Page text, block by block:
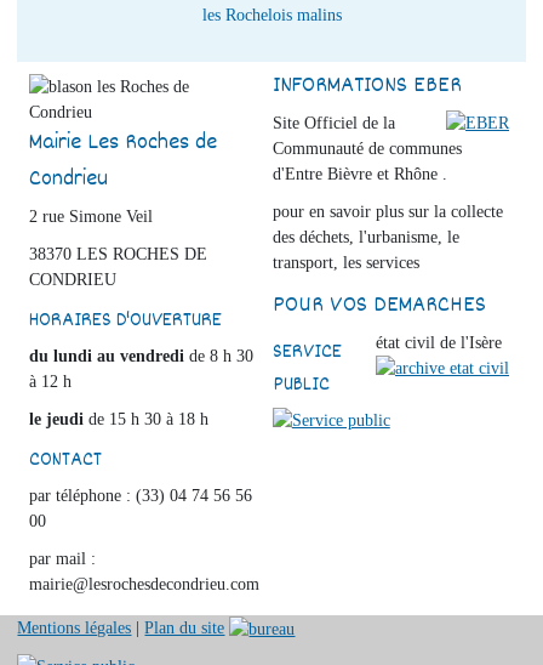
les Rochelois malins
Mairie Les Roches de
Condrieu
2 rue Simone Veil
38370 LES ROCHES DE
CONDRIEU
HORAIRES D'OUVERTURE
du lundi au vendredi de 8 h 30
à 12 h
le jeudi de 15 h 30 à 18 h
CONTACT
par téléphone : (33) 04 74 56 56
00
par mail :
mairie@lesrochesdecondrieu.com
INFORMATIONS EBER
Site Officiel de la
Communauté de communes
d'Entre Bièvre et Rhône .
pour en savoir plus sur la collecte
des déchets, l'urbanisme, le
transport, les services
POUR VOS DEMARCHES
état civil de l'Isère
SERVICE
PUBLIC
Mentions légales |Plan du site